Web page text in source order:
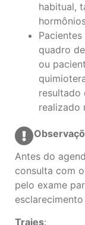
habitual,
quadro
ou
resultado
realizado
Antes do
consulta com
pelo exame
Trajes: